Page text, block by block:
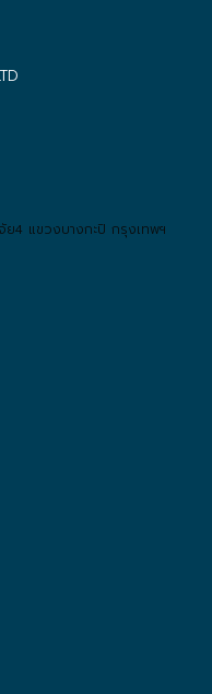
4 แขวงบางกะปิ กรุงเทพฯ